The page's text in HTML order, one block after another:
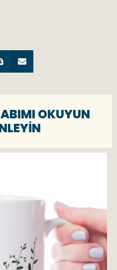
OKUYUN